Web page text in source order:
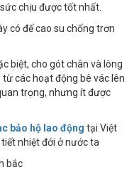
chịu được tốt nhất.
có đế cao su chống trơn
biệt, cho gót chân và lòng
các hoạt động bê vác lên
trọng, nhưng ít được
bảo hộ lao động tại Việt
nhiệt đới ở nước ta
bắc